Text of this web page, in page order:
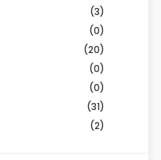
(3)
(0)
(20)
(0)
(0)
(31)
(2)